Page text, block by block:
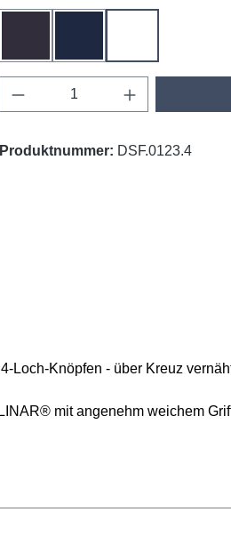
Produkt Anzahl: Gib
Produktnummer: DSF.0123.4
Knöpfen - über Kreuz
mit angenehm weichem